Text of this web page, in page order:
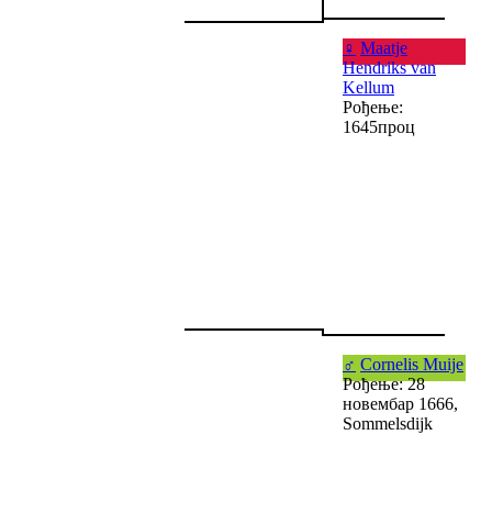
♀ Maatje
Hendriks van
Kellum
Рођење:
1645проц
♂ Cornelis Muije
Рођење: 28
новембар 1666,
Sommelsdijk